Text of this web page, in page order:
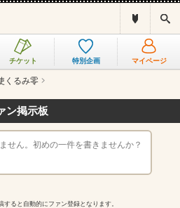
ス
と
チケット 特別企画 マイページ
くるみ零
ン掲示板
せん。初めの一件を書きませんか？
ると自動的にファン登録となります。